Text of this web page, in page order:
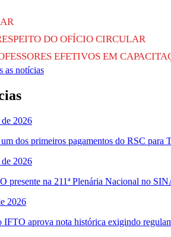
DO OFÍCIO CIRCULAR
EFETIVOS EM
as notícias
2026
dos primeiros pagamentos do RSC para
2026
presente na 211ª Plenária Nacional no
2026
IFTO aprova nota histórica exigindo